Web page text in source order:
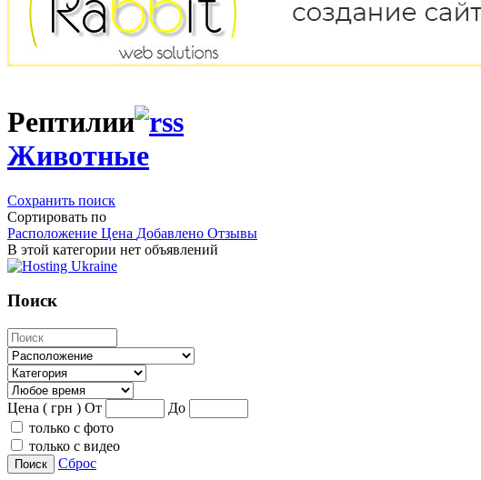
Рептилии
Животные
Сохранить поиск
Сортировать по
Расположение Цена Добавлено Отзывы
В этой категории нет объявлений
Поиск
Цена ( грн ) От
До
только с фото
только с видео
Поиск Сброс